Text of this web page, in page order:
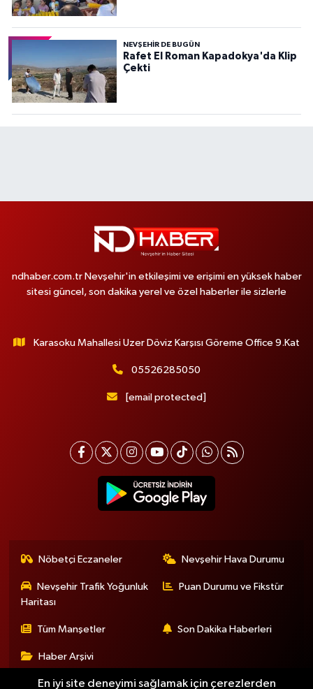
NEVŞEHIR DE BUGÜN
Rafet El Roman Kapadokya'da Klip
Çekti
ndhaber.com.tr Nevşehir'in etkileşimi ve erişimi en yüksek haber
sitesi güncel, son dakika yerel ve özel haberler ile sizlerle
Karasoku Mahallesi Uzer Döviz Karşısı Göreme Office 9.Kat
05526285050
[email protected]
Nöbetçi Eczaneler Nevşehir Hava Durumu
Nevşehir Trafik Yoğunluk
Haritası
Puan Durumu ve Fikstür
Tüm Manşetler Son Dakika Haberleri
Haber Arşivi
En iyi site deneyimi sağlamak için çerezlerden